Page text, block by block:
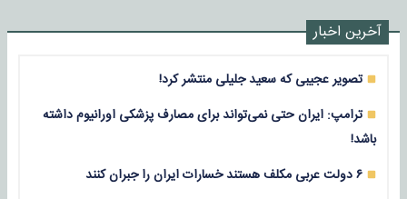
آخرین اخبار
تصویر عجیبی که سعید جلیلی منتشر کرد!
ترامپ: ایران حتی نمی‌تواند برای مصارف پزشکی اورانیوم داشته
باشد!
۶ دولت عربی مکلف هستند خسارات ایران را جبران کنند